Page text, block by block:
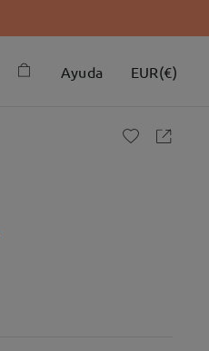
Ayuda EUR(€)